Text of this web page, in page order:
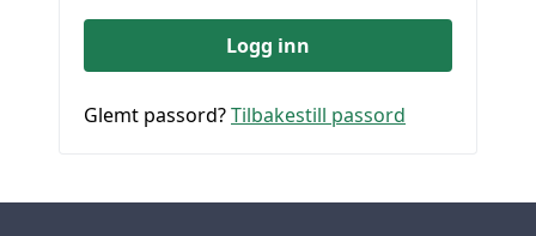
Logg inn
Glemt passord?Tilbakestill passord